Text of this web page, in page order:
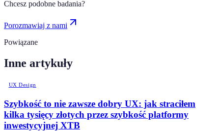
Chcesz podobne badania?
Porozmawiaj z nami
Powiązane
Inne artykuły
UX Design
Szybkość to nie zawsze dobry UX: jak straciłem
kilka tysięcy złotych przez szybkość platformy
inwestycyjnej XTB